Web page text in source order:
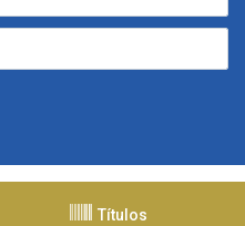
Títulos